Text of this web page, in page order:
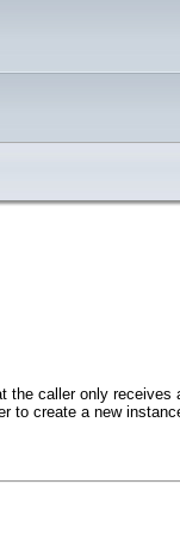
caller only
to create a new